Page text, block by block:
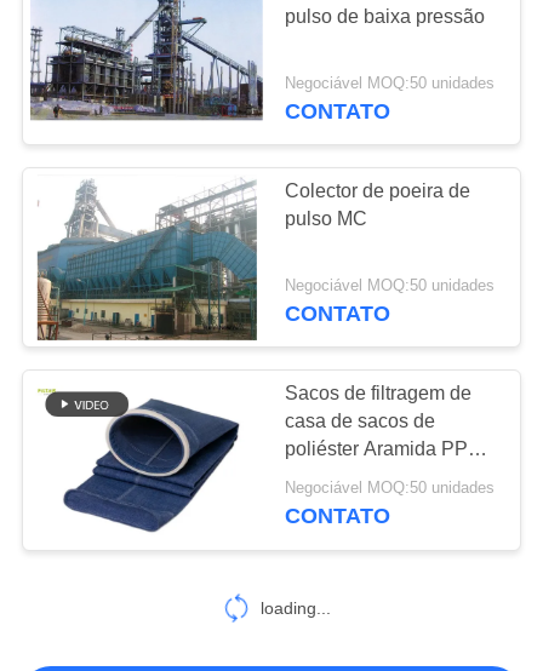
pulso de baixa pressão
Negociável MOQ:50 unidades
CONTATO
Colector de poeira de
pulso MC
Negociável MOQ:50 unidades
CONTATO
Sacos de filtragem de
casa de sacos de
poliéster Aramida PPS
PTFE acrílico PP fibra
de vidro agulha feltro
Negociável MOQ:50 unidades
CONTATO
loading...